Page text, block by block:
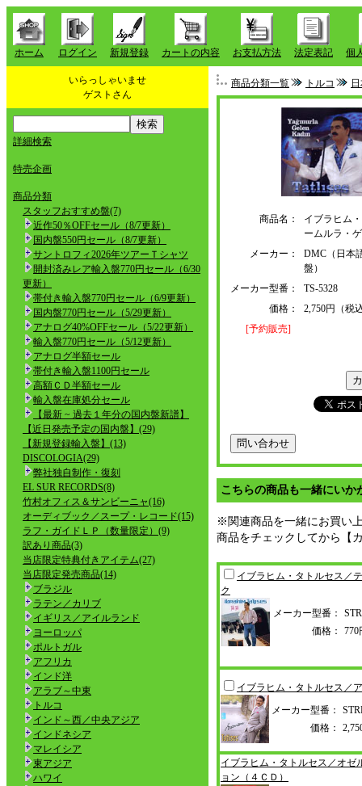
ホーム ログイン 新規登録 カートの内容 お支払方法 法定表記 個
いらっしゃいませ
ゲストさん
詳細検索
特売企画
商品分類
スタッフおすすめ盤(7)
近作50％OFFセール（8/7更新）
国内盤550円セール（8/7更新）
サントロフィ2026年ツアーＴシャツ
開封済みレア輸入盤770円セール（6/30
更新）
帯付き輸入盤770円セール（6/9更新）
国内盤770円セール（5/29更新）
アナログ40%OFFセール（5/22更新）
輸入盤770円セール（5/12更新）
アナログ半額セール
帯付き輸入盤1100円セール
高額ＣＤ半額セール
輸入盤在庫処分セール
【最新 ~ 過去１年分の国内盤新譜】
【近日発売予定の国内盤】(29)
【新規登録輸入盤】(13)
DISCOLOGIA(29)
弊社独自制作・復刻
EL SUR RECORDS(8)
竹村オフィス＆サンビーニャ(16)
オーディブック／スープ・レコード(15)
ラフ・ガイドＬＰ（数量限定）(9)
訳あり商品(3)
当店限定特典付きアイテム(27)
当店限定発売商品(14)
ブラジル
ラテン／カリブ
イギリス／アイルランド
ヨーロッパ
ポルトガル
アフリカ
インド洋
アラブ～中東
トルコ
インド～西／中央アジア
インドネシア
マレイシア
東アジア
ハワイ
商品分類一覧 トルコ
商品名：
イブラヒム
ームルラ・
メーカー：
DMC（日本
盤）
メーカー型番：
TS-5328
価格：
2,750円（税
[予約販売]
こちらの商品も一緒にいか
※関連商品を一緒にお買い
商品をチェックしてから【
イブラヒム・タトルセス／
ク
メーカー型番：
価格：
770
イブラヒム・タトルセス／
メーカー型番：
価格：
イブラヒム・タトルセス／オゼ
ョン（４ＣＤ）